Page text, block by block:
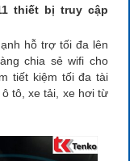
thiết bị truy cập
hỗ trợ tối đa lên
chia sẻ wifi cho
tiết kiệm tối đa tài
tô, xe tải, xe hơi từ